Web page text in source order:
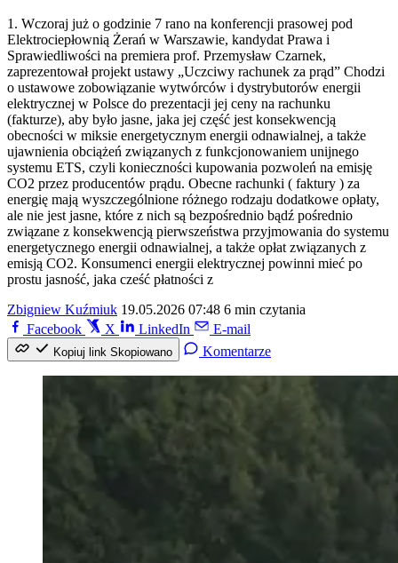
1. Wczoraj już o godzinie 7 rano na konferencji prasowej pod
Elektrociepłownią Żerań w Warszawie, kandydat Prawa i
Sprawiedliwości na premiera prof. Przemysław Czarnek,
zaprezentował projekt ustawy „Uczciwy rachunek za prąd” Chodzi
o ustawowe zobowiązanie wytwórców i dystrybutorów energii
elektrycznej w Polsce do prezentacji jej ceny na rachunku
(fakturze), aby było jasne, jaka jej część jest konsekwencją
obecności w miksie energetycznym energii odnawialnej, a także
ujawnienia obciążeń związanych z funkcjonowaniem unijnego
systemu ETS, czyli konieczności kupowania pozwoleń na emisję
CO2 przez producentów prądu. Obecne rachunki ( faktury ) za
energię mają wyszczególnione różnego rodzaju dodatkowe opłaty,
ale nie jest jasne, które z nich są bezpośrednio bądź pośrednio
związane z konsekwencją pierwszeństwa przyjmowania do systemu
energetycznego energii odnawialnej, a także opłat związanych z
emisją CO2. Konsumenci energii elektrycznej powinni mieć po
prostu jasność, jaka cześć płatności z
Zbigniew Kuźmiuk 19.05.2026 07:48 6 min czytania
Facebook
X LinkedIn E-mail
Kopiuj link Skopiowano Komentarze